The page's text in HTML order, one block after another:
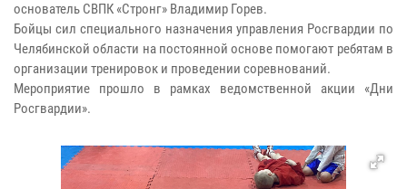
основатель СВПК «Стронг» Владимир Горев.
Бойцы сил специального назначения управления Росгвардии по
Челябинской области на постоянной основе помогают ребятам в
организации тренировок и проведении соревнований.
Мероприятие прошло в рамках ведомственной акции «Дни
Росгвардии».